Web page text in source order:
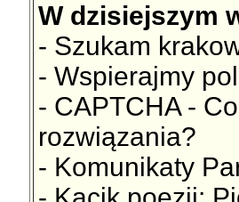
W dzisiejszym
- Szukam
- Wspierajmy
- CAPTCHA -
rozwiązania?
- Komunikaty